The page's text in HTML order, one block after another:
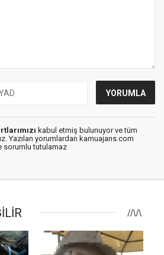
kabul etmiş bulunuyor ve tüm
Yazılan yorumlardan kamuajans.com
sorumlu tutulamaz